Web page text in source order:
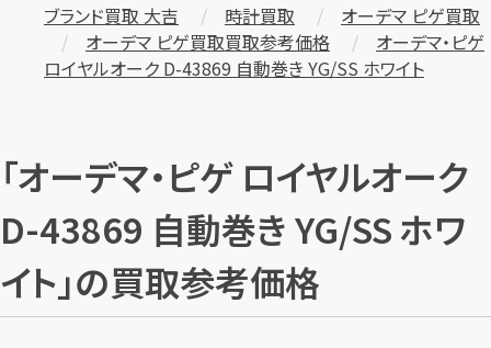
ブランド買取 大吉 時計買取
オーデマ ピゲ買取
オーデマ ピゲ買取買取参考価格
オーデマ・ピゲ
ロイヤルオーク D-43869 自動巻き YG/SS ホワイト
「オーデマ・ピゲ ロイヤルオーク
D-43869 自動巻き YG/SS ホワ
イト」の買取参考価格